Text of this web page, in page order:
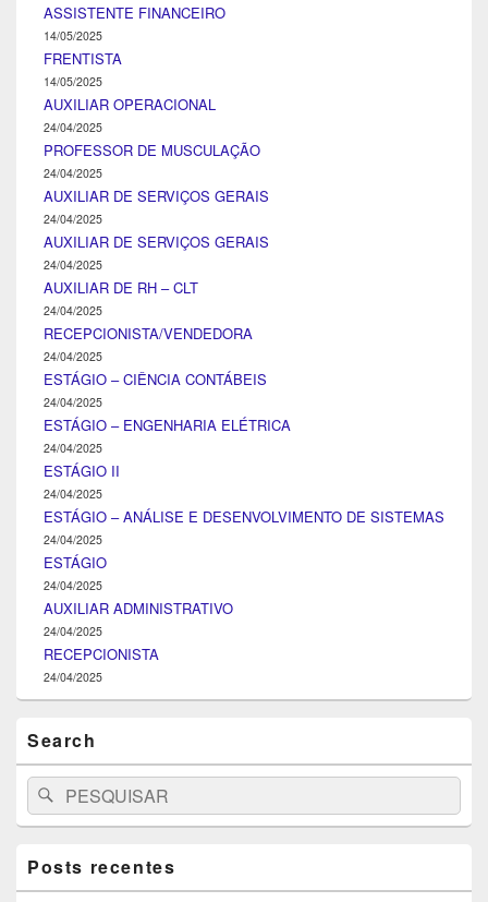
ASSISTENTE FINANCEIRO
14/05/2025
FRENTISTA
14/05/2025
AUXILIAR OPERACIONAL
24/04/2025
PROFESSOR DE MUSCULAÇÃO
24/04/2025
AUXILIAR DE SERVIÇOS GERAIS
24/04/2025
AUXILIAR DE SERVIÇOS GERAIS
24/04/2025
AUXILIAR DE RH – CLT
24/04/2025
RECEPCIONISTA/VENDEDORA
24/04/2025
ESTÁGIO – CIÊNCIA CONTÁBEIS
24/04/2025
ESTÁGIO – ENGENHARIA ELÉTRICA
24/04/2025
ESTÁGIO II
24/04/2025
ESTÁGIO – ANÁLISE E DESENVOLVIMENTO DE SISTEMAS
24/04/2025
ESTÁGIO
24/04/2025
AUXILIAR ADMINISTRATIVO
24/04/2025
RECEPCIONISTA
24/04/2025
Search
Search
for:
Pesquisar
Posts recentes